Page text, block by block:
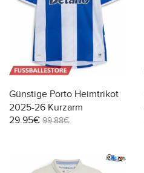
Günstige Porto Heimtrikot
2025-26 Kurzarm
29.95€ 99.88€